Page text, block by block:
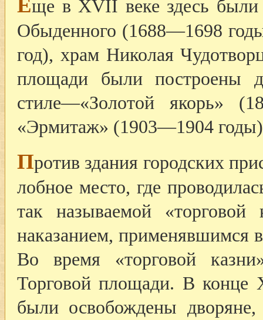
Еще в XVII веке здесь
Обыденного (1688—1698
год), храм Николая
площади были построены
стиле—«Золотой якорь»
«Эрмитаж» (1903—1904
Против здания городских
лобное место, где
так называемой
наказанием, применявшимся
Во время «торговой
Торговой площади. В конце
были освобождены